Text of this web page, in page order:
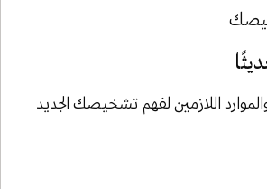
اللازمين لفهم تشخيصك الجديد